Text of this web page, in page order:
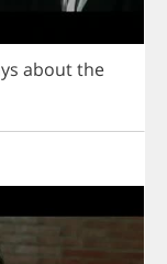
aboutthe